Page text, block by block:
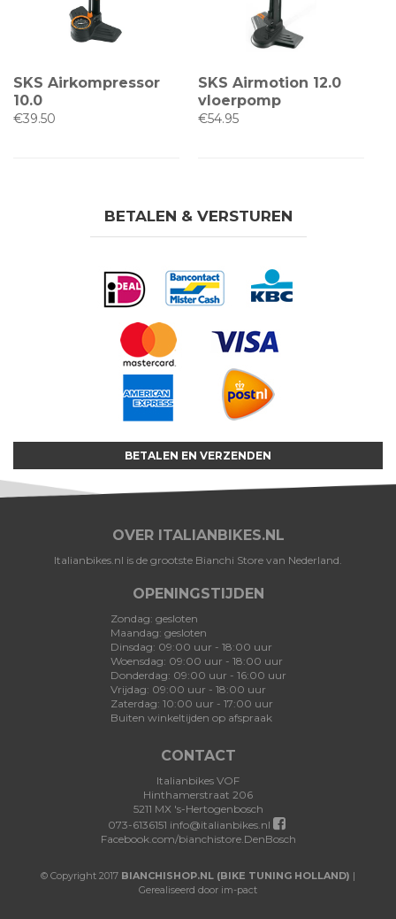
SKS Airkompressor
10.0
€39.50
SKS Airmotion 12.0
vloerpomp
€54.95
BETALEN & VERSTUREN
BETALEN EN VERZENDEN
OVER ITALIANBIKES.NL
Italianbikes.nl is de grootste Bianchi Store van Nederland.
OPENINGSTIJDEN
Zondag: gesloten
Maandag: gesloten
Dinsdag: 09:00 uur - 18:00 uur
Woensdag: 09:00 uur - 18:00 uur
Donderdag: 09:00 uur - 16:00 uur
Vrijdag: 09:00 uur - 18:00 uur
Zaterdag: 10:00 uur - 17:00 uur
Buiten winkeltijden op afspraak
CONTACT
Italianbikes VOF
Hinthamerstraat 206
5211 MX 's-Hertogenbosch
073-6136151 info@italianbikes.nl
Facebook.com/bianchistore.DenBosch
© Copyright 2017 BIANCHISHOP.NL (BIKE TUNING HOLLAND) |
Gerealiseerd door im-pact